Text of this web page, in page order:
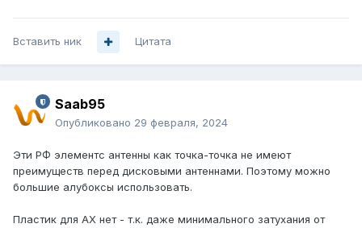
Вставить ник Цитата
Saab95
Опубликовано 29 февраля, 2024
Эти РФ элементс антенны как точка-точка не имеют
преимуществ перед дисковыми антеннами. Поэтому можно
большие алубоксы использовать.
Пластик для AX нет - т.к. даже минимального затухания от